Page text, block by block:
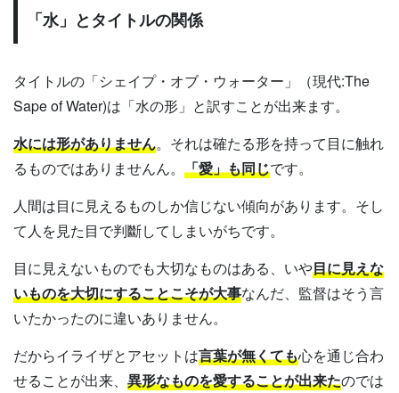
「水」とタイトルの関係
タイトルの「シェイプ・オブ・ウォーター」（現代:The
Sape of Water)は「水の形」と訳すことが出来ます。
水には形がありません。それは確たる形を持って目に触れ
るものではありませんん。 「愛」も同じです。
人間は目に見えるものしか信じない傾向があります。そし
て人を見た目で判斷してしまいがちです。
目に見えないものでも大切なものはある、いや目に見えな
いものを大切にすることこそが大事なんだ、監督はそう言
いたかったのに違いありません。
だからイライザとアセットは言葉が無くても心を通じ合わ
せることが出来、 異形なものを愛することが出来たのでは